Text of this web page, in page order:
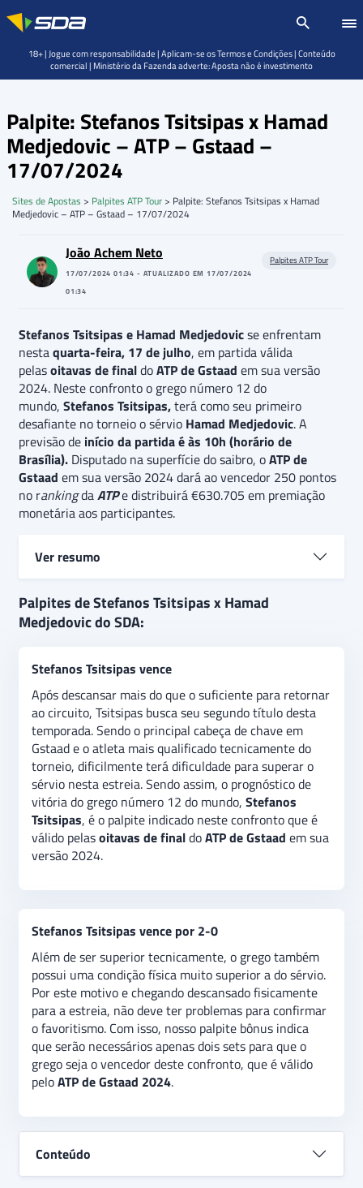
Palpite: Stefanos Tsitsipas x Hamad
Medjedovic – ATP – Gstaad –
17/07/2024
Sites de Apostas > Palpites ATP Tour > Palpite: Stefanos Tsitsipas x Hamad
Medjedovic – ATP – Gstaad – 17/07/2024
João Achem Neto
17/07/2024 01:34 - ATUALIZADO EM 17/07/2024
01:34
Palpites ATP Tour
Stefanos Tsitsipas e Hamad Medjedovicse enfrentam
nestaquarta-feira, 17 de julho, em partida válida
pelasoitavas de finaldoATP de Gstaad em sua versão
2024. Neste confronto o grego número 12 do
mundo, Stefanos Tsitsipas,terá como seu primeiro
desafiante no torneio o sérvio Hamad Medjedovic. A
previsão de início da partida é às 10h (horário de
Brasília). Disputado na superfície do saibro, oATP de
Gstaad em sua versão 2024 dará ao vencedor 250 pontos
no rankingdaATPe distribuirá €630.705 em premiação
monetária aos participantes.
Ver resumo
Stefanos Tsitsipas e Hamad Medjedovicse
enfrentam nasoitavas de final
Gstaad.
Tsitsipas, terá como seu primeiro adversário na
competição o sérvio Hamad Medjedovic. O palpite
é de vitória doStefanos Tsitsipas,que é o principal
cabeça de chave em Gstaad e dificilmente terá
trabalho em sua estreia contra Medjedovic. Além
disso, há a expectativa de que a partida seja pouco
equilibrada, indicando uma aposta de“Stefanos
Tsitsipas vence por 2-0”.
Palpites de Stefanos Tsitsipas x Hamad
Medjedovic do SDA:
Stefanos Tsitsipas vence
Após descansar mais do que o suficiente para retornar
ao circuito, Tsitsipas busca seu segundo título desta
temporada. Sendo o principal cabeça de chave em
Gstaad e o atleta mais qualificado tecnicamente do
torneio, dificilmente terá dificuldade para superar o
sérvio nesta estreia. Sendo assim, o prognóstico de
vitória do grego número 12 do mundo, Stefanos
Tsitsipas, é o palpite indicado neste confronto que é
válido pelasoitavas de finaldoATP de Gstaad em sua
versão 2024.
Stefanos Tsitsipas vence por 2-0
Além de ser superior tecnicamente, o grego também
possui uma condição física muito superior a do sérvio.
Por este motivo e chegando descansado fisicamente
para a estreia, não deve ter problemas para confirmar
o favoritismo. Com isso, nosso palpite bônus indica
que serão necessários apenas dois sets para que o
grego seja o vencedor deste confronto, que é válido
peloATP de Gstaad 2024.
Conteúdo
18+ | Jogue com responsabilidade | Aplicam-se os Termos e Condições | Conteúdo
comercial | Ministério da Fazenda adverte: Aposta não é investimento